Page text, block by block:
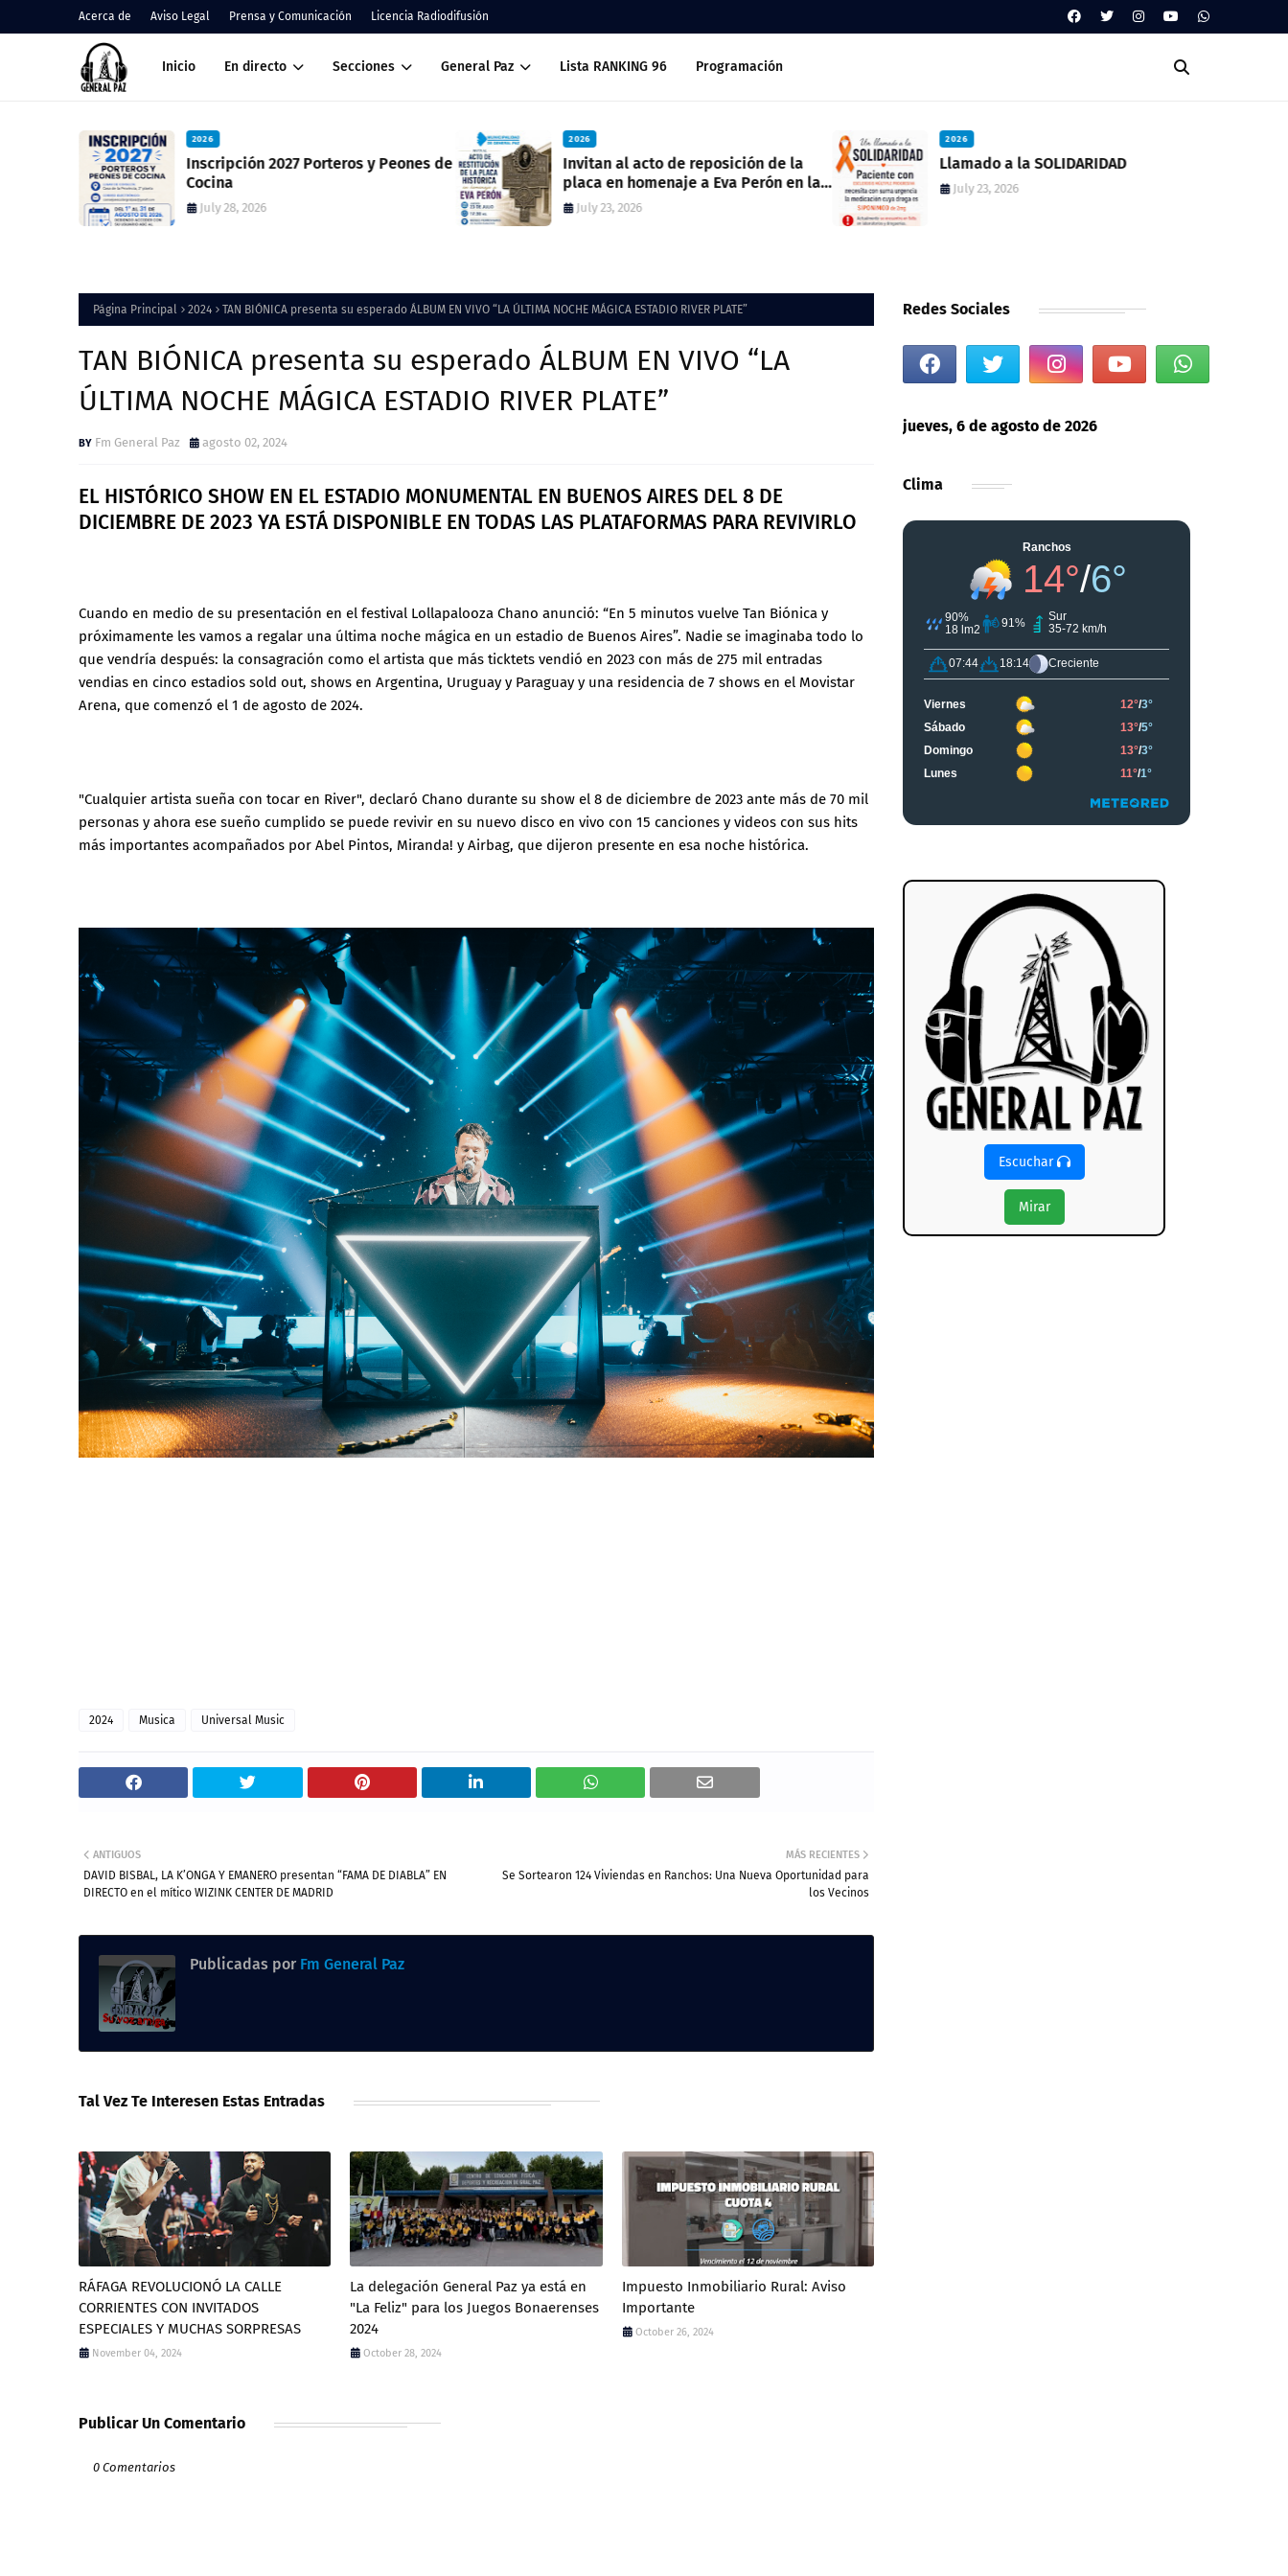
Acerca de Aviso Legal Prensa y Comunicación Licencia Radiodifusión
Inicio En directo Secciones General Paz Lista RANKING 96 Programación
2026
Inscripción 2027 Porteros y Peones de
Cocina
July 28, 2026
2026
Invitan al acto de reposición de la
placa en homenaje a Eva Perón en la
ex estación del ferrocarril
July 23, 2026
2026
Llamado a la SOLIDARIDAD
July 23, 2026
Página Principal 2024 TAN BIÓNICA presenta su esperado ÁLBUM EN VIVO “LA ÚLTIMA NOCHE MÁGICA ESTADIO RIVER PLATE”
TAN BIÓNICA presenta su esperado ÁLBUM EN VIVO “LA
ÚLTIMA NOCHE MÁGICA ESTADIO RIVER PLATE”
Fm General Paz agosto 02, 2024
EL HISTÓRICO SHOW EN EL ESTADIO MONUMENTAL EN BUENOS AIRES DEL 8 DE
DICIEMBRE DE 2023 YA ESTÁ DISPONIBLE EN TODAS LAS PLATAFORMAS PARA REVIVIRLO
Cuando en medio de su presentación en el festival Lollapalooza Chano anunció: “En 5 minutos vuelve Tan Biónica y
próximamente les vamos a regalar una última noche mágica en un estadio de Buenos Aires”. Nadie se imaginaba todo lo
que vendría después: la consagración como el artista que más ticktets vendió en 2023 con más de 275 mil entradas
vendias en cinco estadios sold out, shows en Argentina, Uruguay y Paraguay y una residencia de 7 shows en el Movistar
Arena, que comenzó el 1 de agosto de 2024.
"Cualquier artista sueña con tocar en River", declaró Chano durante su show el 8 de diciembre de 2023 ante más de 70 mil
personas y ahora ese sueño cumplido se puede revivir en su nuevo disco en vivo con 15 canciones y videos con sus hits
más importantes acompañados por Abel Pintos, Miranda! y Airbag, que dijeron presente en esa noche histórica.
2024 Musica Universal Music
MÁS RECIENTES
Se Sortearon 124 Viviendas en Ranchos: Una Nueva Oportunidad para
los Vecinos
ANTIGUOS
DAVID BISBAL, LA K’ONGA Y EMANERO presentan “FAMA DE DIABLA” EN
DIRECTO en el mítico WIZINK CENTER DE MADRID
Publicadas por Fm General Paz
Tal Vez Te Interesen Estas Entradas
RÁFAGA REVOLUCIONÓ LA CALLE
CORRIENTES CON INVITADOS
ESPECIALES Y MUCHAS SORPRESAS
November 04, 2024
La delegación General Paz ya está en
"La Feliz" para los Juegos Bonaerenses
2024
October 28, 2024
Impuesto Inmobiliario Rural: Aviso
Importante
October 26, 2024
Publicar Un Comentario
0 Comentarios
Redes Sociales
jueves, 6 de agosto de 2026
Clima
Escuchar
Mirar